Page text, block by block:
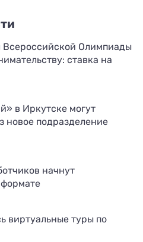
Олимпиады
ставка на
в Иркутске могут
новое подразделение
начнут
виртуальные туры по